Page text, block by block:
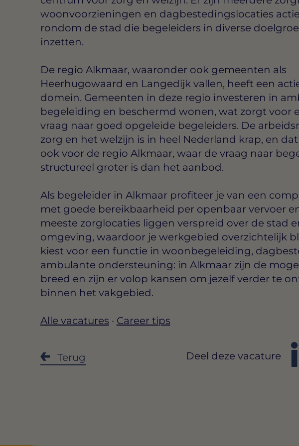
woonvoorzieningen en dagbestedingslocaties
rondom de stad die begeleiders in diverse
inzetten.
De regio Alkmaar, waaronder ook gemeenten als
Heerhugowaard en Langedijk vallen, heeft een
domein. Gemeenten in deze regio investeren in
begeleiding en beschermd wonen, wat zorgt voor
vraag naar goed opgeleide begeleiders. De
zorg en het welzijn is in heel Nederland krap, en
ook voor de regio Alkmaar, waar de vraag naar
structureel groter is dan het aanbod.
Als begeleider in Alkmaar profiteer je van een
met goede bereikbaarheid per openbaar vervoer
meeste zorglocaties liggen verspreid over de stad
omgeving, waardoor je werkgebied overzichtelijk
kiest voor een functie in woonbegeleiding,
ambulante ondersteuning: in Alkmaar zijn de
breed en zijn er volop kansen om jezelf verder te
binnen het vakgebied.
Alle vacatures · Career tips
Terug Deel deze vacature